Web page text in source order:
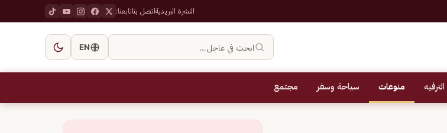
النشرة البريديةاتصل بناتابعنا:
ابحث في عاجل… EN
الترفيه منوعات سياحة وسفر مجتمع